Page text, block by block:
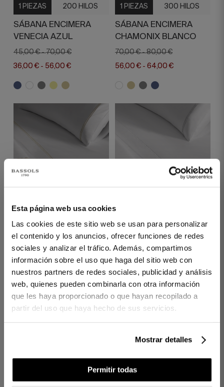
Esta página web usa cookies
Las cookies de este sitio web se usan para personalizar
el contenido y los anuncios, ofrecer funciones de redes
sociales y analizar el tráfico. Además, compartimos
información sobre el uso que haga del sitio web con
nuestros partners de redes sociales, publicidad y análisis
web, quienes pueden combinarla con otra información
que les haya proporcionado o que hayan recopilado a
partir del uso que haya hecho de sus servicios.
Mostrar detalles
Permitir todas
1 PIEZAS 200 HILOS
SÁBANA ENCIMERA
VENECIA AZUL
45,00 € -70,00 €
36,00 € - 56,00 €
1 PIEZAS 300 HILOS
SÁBANA ENCIMERA
CHAMONIX BLANCO
70,00 € -80,00 €
56,00 € - 64,00 €
70,00 € - 80,00 €
56,00 € -64,00 €
CHAMONIX GRIS
70,00 €
80,00 €
56,00 €
-64,00 €